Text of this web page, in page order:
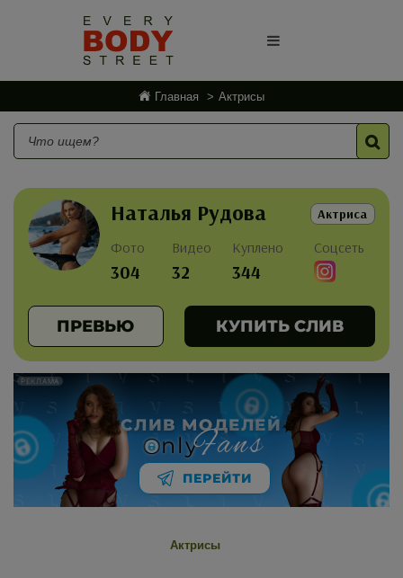
Главная Актрисы
Наталья Рудова Актриса
Фото
304
Видео
32
Куплено
344
Соцсеть
ПРЕВЬЮ КУПИТЬ СЛИВ
РЕКЛАМА
СЛИВ МОДЕЛЕЙ
nlyFans
ПЕРЕЙТИ
Актрисы